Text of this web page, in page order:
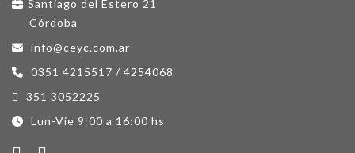
Santiago del Estero 21
Córdoba
info@ceyc.com.ar
0351 4215517 / 4254068
351 3052225
Lun-Vie 9:00 a 16:00 hs